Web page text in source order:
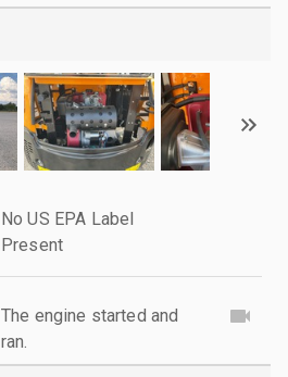
No US EPA Label
Present
The engine started and
ran.